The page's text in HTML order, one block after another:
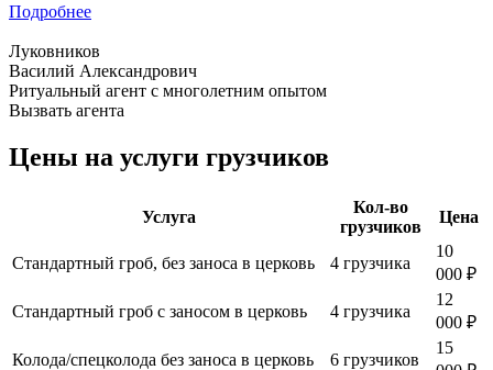
Подробнее
Луковников
Василий Александрович
Ритуальный агент с многолетним опытом
Вызвать агента
Цены на услуги грузчиков
Услуга
Кол-во
грузчиков
Цена
Стандартный гроб, без заноса в церковь 4 грузчика
10
000 ₽
Стандартный гроб с заносом в церковь
4 грузчика
12
000 ₽
Колода/спецколода без заноса в церковь
6 грузчиков
15